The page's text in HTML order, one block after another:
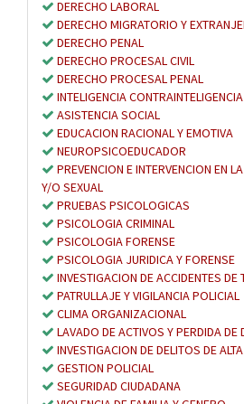
DERECHO LABORAL
DERECHO MIGRATORIO Y
DERECHO PENAL
DERECHO PROCESAL CIVIL
DERECHO PROCESAL PENAL
INTELIGENCIA
ASISTENCIA SOCIAL
EDUCACION RACIONAL Y EMOTIVA
NEUROPSICOEDUCADOR
PREVENCION E INTERVENCION EN
Y/O SEXUAL
PRUEBAS PSICOLOGICAS
PSICOLOGIA CRIMINAL
PSICOLOGIA FORENSE
PSICOLOGIA JURIDICA Y FORENSE
INVESTIGACION DE ACCIDENTES DE
PATRULLAJE Y VIGILANCIA POLICIAL
CLIMA ORGANIZACIONAL
LAVADO DE ACTIVOS Y PERDIDA DE
INVESTIGACION DE DELITOS DE
GESTION POLICIAL
SEGURIDAD CIUDADANA